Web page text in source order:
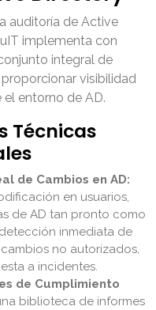
auditoría de Active
implementa con
integral de
visibilidad
entorno de AD.
Técnicas
de Cambios en AD:
en usuarios,
de AD tan pronto como
inmediata de
no autorizados,
a incidentes.
de Cumplimiento
biblioteca de informes